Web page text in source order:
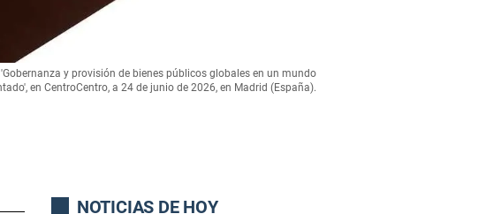
y provisión de bienes públicos globales en un mundo
en CentroCentro, a 24 de junio de 2026, en Madrid (España).
NOTICIAS DE HOY